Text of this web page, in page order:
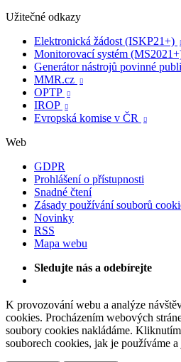
Užitečné odkazy
Elektronická žádost (ISKP21+)
Monitorovací systém
Generátor nástrojů povinné
MMR.cz 
OPTP 
IROP 
Evropská komise v ČR 
Web
GDPR
Prohlášení o přístupnosti
Snadné čtení
Zásady používání souborů
Novinky
RSS
Mapa webu
Sledujte nás a odebírejte
K provozování webu a analýze
cookies. Procházením webových
soubory cookies nakládáme.
souborech cookies, jak je používáme